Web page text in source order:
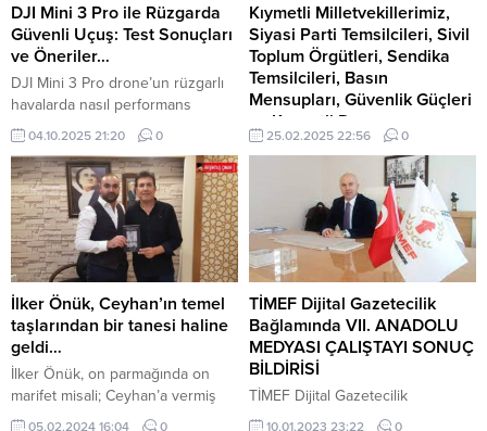
DJI Mini 3 Pro ile Rüzgarda
Güvenli Uçuş: Test Sonuçları
ve Öneriler…
DJI Mini 3 Pro drone’un rüzgarlı
havalarda nasıl performans
gösterdiğini test ettik. Elde
ettiğimiz bulgular ve aldığımız
güvenlik önlemleri hakkında
kıssadan hisse sizleri
bilgilendirmek istiyoruz. Rüzgarlı
havalarda drone’un uçuş süresi
genellikle 30 dakikanın üzerinde
olsa da, rüzgarın şiddeti uçuş
süresini etkileyebilir. Güvenli
uçuş için, drone’un pil seviyesini
sürekli kontrol etmek...
04.10.2025 21:20 0
Kıymetli Milletvekillerimiz,
Siyasi Parti Temsilcileri, Sivil
Toplum Örgütleri, Sendika
Temsilcileri, Basın
Mensupları, Güvenlik Güçleri
ve Kıymetli Dava
Arkadaşlarım…
Kıymetli Milletvekillerimiz,Siyasi
Parti Temsilcileri,Sivil Toplum
Örgütleri,Sendika
Temsilcileri,Basın
Mensupları,Güvenlik Güçleri ve
Kıymetli Dava Arkadaşlarım,
Hepiniz, bugün burada, haklı
mücadelemize ses vermek için
bir araya geldiğiniz için hoş
geldiniz! Bugün burada yalnızca
bir mağduriyetin değil, yıllardır
görmezden gelinen bir
25.02.2025 22:56 0
İlker Önük, Ceyhan’ın temel
taşlarından bir tanesi haline
geldi…
İlker Önük, on parmağında on
marifet misali; Ceyhan’a vermiş
olduğu hizmetleriyle adeta
05.02.2024 16:04 0
TİMEF Dijital Gazetecilik
Bağlamında VII. ANADOLU
MEDYASI ÇALIŞTAYI SONUÇ
BİLDİRİSİ
TİMEF Dijital Gazetecilik
Bağlamında VII. ANADOLU
10.01.2023 23:22 0